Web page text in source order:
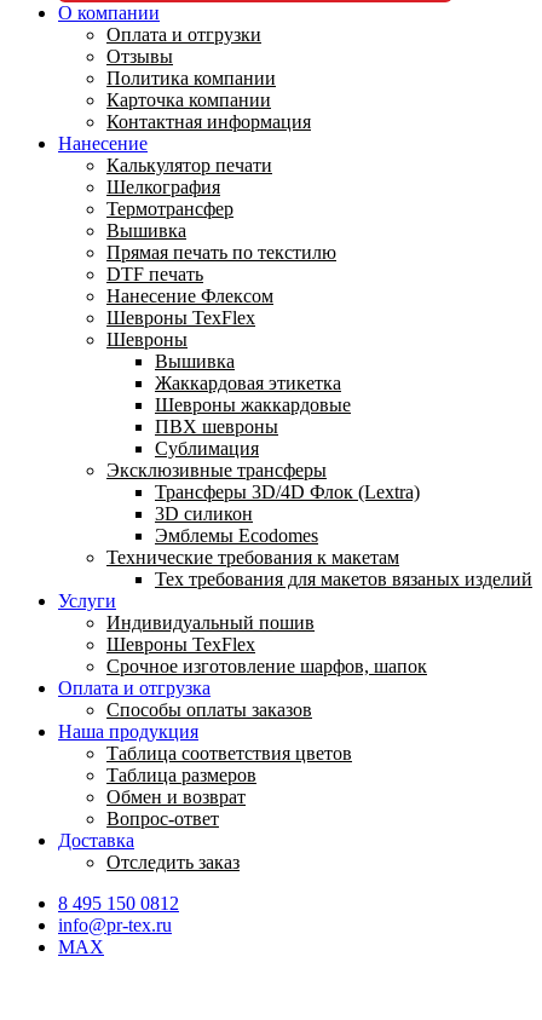
О компании
Оплата и отгрузки
Отзывы
Политика компании
Карточка компании
Контактная информация
Нанесение
Калькулятор печати
Шелкография
Термотрансфер
Вышивка
Прямая печать по текстилю
DTF печать
Нанесение Флексом
Шевроны TexFlex
Шевроны
Вышивка
Жаккардовая этикетка
Шевроны жаккардовые
ПВХ шевроны
Сублимация
Эксклюзивные трансферы
Трансферы 3D/4D Флок (Lextra)
3D силикон
Эмблемы Ecodomes
Технические требования к макетам
Тех требования для макетов вязаных изделий
Услуги
Индивидуальный пошив
Шевроны TexFlex
Срочное изготовление шарфов, шапок
Оплата и отгрузка
Способы оплаты заказов
Наша продукция
Таблица соответствия цветов
Таблица размеров
Обмен и возврат
Вопрос-ответ
Доставка
Отследить заказ
8 495 150 0812
info@pr-tex.ru
MAX